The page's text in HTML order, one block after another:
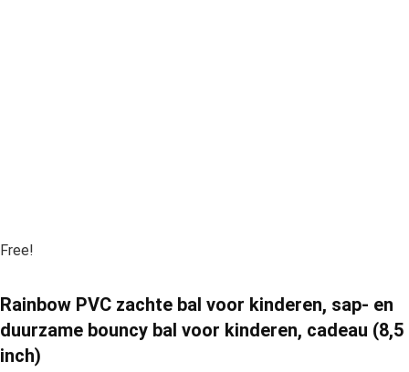
Free!
Rainbow PVC zachte bal voor kinderen, sap- en
duurzame bouncy bal voor kinderen, cadeau (8,5
inch)